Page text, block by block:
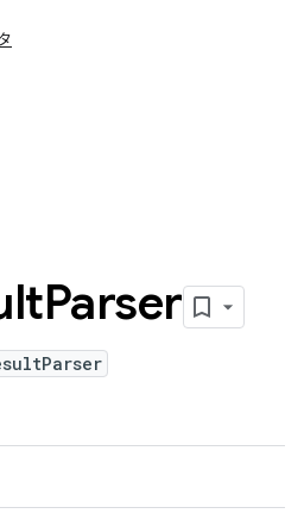
Parser